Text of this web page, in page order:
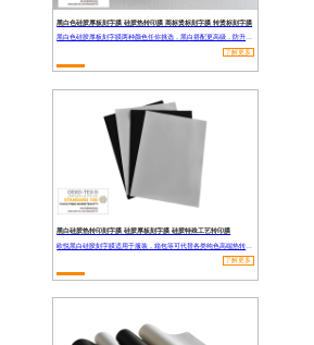
黑白色硅胶厚板刻字膜 硅胶热转印膜 商标烫标刻字膜 转烫标刻字膜
了解更多
黑白硅胶热转印刻字膜 硅胶厚板刻字膜 硅胶特殊工艺转印膜
了解更多